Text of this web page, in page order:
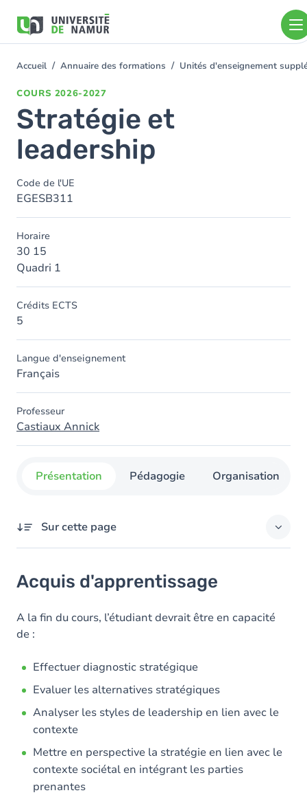
contenu
You
Accueil Annuaire des formations Unités d'enseignement
COURS 2026-2027
Stratégie et
leadership
Code de l'UE
EGESB311
Horaire
30 15
Quadri 1
Crédits ECTS
5
Langue d'enseignement
Français
Professeur
Castiaux Annick
Présentation Pédagogie Organisation
Sur cette page
Objectifs
Contenu
Acquis d'apprentissage
A la fin du cours, l’étudiant devrait être en capacité
de :
Effectuer diagnostic stratégique
Evaluer les alternatives stratégiques
Analyser les styles de leadership en lien avec le
contexte
Mettre en perspective la stratégie en lien avec le
contexte sociétal en intégrant les parties
prenantes